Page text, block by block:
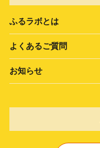
ふるラボとは
よくあるご質問
お知らせ